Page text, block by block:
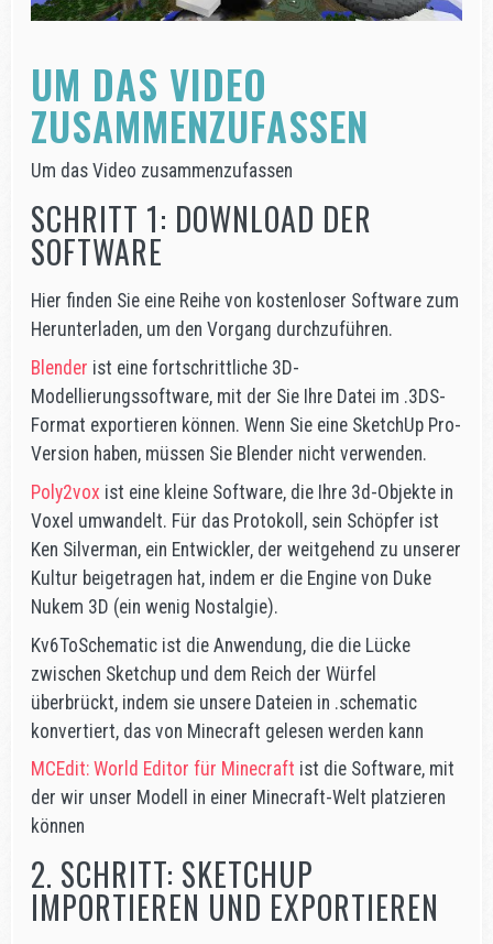
UM DAS VIDEO
ZUSAMMENZUFASSEN
Um das Video zusammenzufassen
SCHRITT 1: DOWNLOAD DER
SOFTWARE
Hier finden Sie eine Reihe von kostenloser Software zum
Herunterladen, um den Vorgang durchzuführen.
Blender ist eine fortschrittliche 3D-
Modellierungssoftware, mit der Sie Ihre Datei im .3DS-
Format exportieren können. Wenn Sie eine SketchUp Pro-
Version haben, müssen Sie Blender nicht verwenden.
Poly2vox ist eine kleine Software, die Ihre 3d-Objekte in
Voxel umwandelt. Für das Protokoll, sein Schöpfer ist
Ken Silverman, ein Entwickler, der weitgehend zu unserer
Kultur beigetragen hat, indem er die Engine von Duke
Nukem 3D (ein wenig Nostalgie).
Kv6ToSchematic ist die Anwendung, die die Lücke
zwischen Sketchup und dem Reich der Würfel
überbrückt, indem sie unsere Dateien in .schematic
konvertiert, das von Minecraft gelesen werden kann
MCEdit: World Editor für Minecraft ist die Software, mit
der wir unser Modell in einer Minecraft-Welt platzieren
können
2. SCHRITT: SKETCHUP
IMPORTIEREN UND EXPORTIEREN